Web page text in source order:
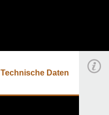
Technische Daten